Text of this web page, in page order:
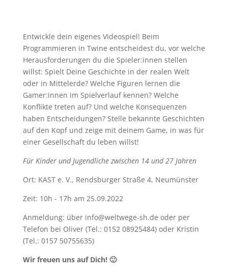
Entwickle dein eigenes Videospiel! Beim
Programmieren in Twine entscheidest du, vor welche
Herausforderungen du die Spieler:innen stellen
willst: Spielt Deine Geschichte in der realen Welt
oder in Mittelerde? Welche Figuren lernen die
Gamer:innen im Spielverlauf kennen? Welche
Konflikte treten auf? Und welche Konsequenzen
haben Entscheidungen? Stelle bekannte Geschichten
auf den Kopf und zeige mit deinem Game, in was für
einer Gesellschaft du leben willst!
Für Kinder und Jugendliche zwischen 14 und 27 Jahren
Ort: KAST e. V., Rendsburger Straße 4, Neumünster
Zeit: 10h - 17h am 25.09.2022
Anmeldung: über info@weltwege-sh.de oder per
Telefon bei Oliver (Tel.: 0152 08925484) oder Kristin
(Tel.: 0157 50755635)
Wir freuen uns auf Dich! 🙂